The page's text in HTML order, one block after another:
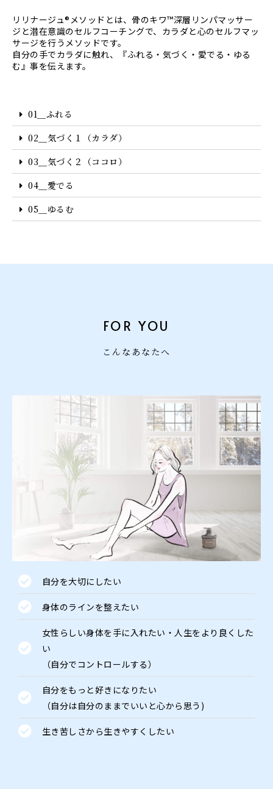
リリナージュ®︎メソッドとは、骨のキワ™️深層リンパマッサー
ジと潜在意識のセルフコーチングで、カラダと心のセルフマッ
サージを行うメソッドです。
自分の手でカラダに触れ、『ふれる・気づく・愛でる・ゆる
む』事を伝えます。
01＿ふれる
02＿気づく１（カラダ）
03＿気づく２（ココロ）
04＿愛でる
05＿ゆるむ
FOR YOU
こんなあなたへ
自分を大切にしたい
身体のラインを整えたい
女性らしい身体を手に入れたい・人生をより良くした
い
（自分でコントロールする）
自分をもっと好きになりたい
（自分は自分のままでいいと心から思う)
生き苦しさから生きやすくしたい